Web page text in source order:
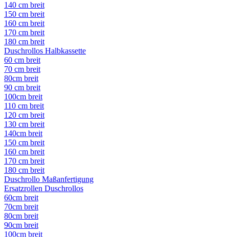
140 cm breit
150 cm breit
160 cm breit
170 cm breit
180 cm breit
Duschrollos Halbkassette
60 cm breit
70 cm breit
80cm breit
90 cm breit
100cm breit
110 cm breit
120 cm breit
130 cm breit
140cm breit
150 cm breit
160 cm breit
170 cm breit
180 cm breit
Duschrollo Maßanfertigung
Ersatzrollen Duschrollos
60cm breit
70cm breit
80cm breit
90cm breit
100cm breit